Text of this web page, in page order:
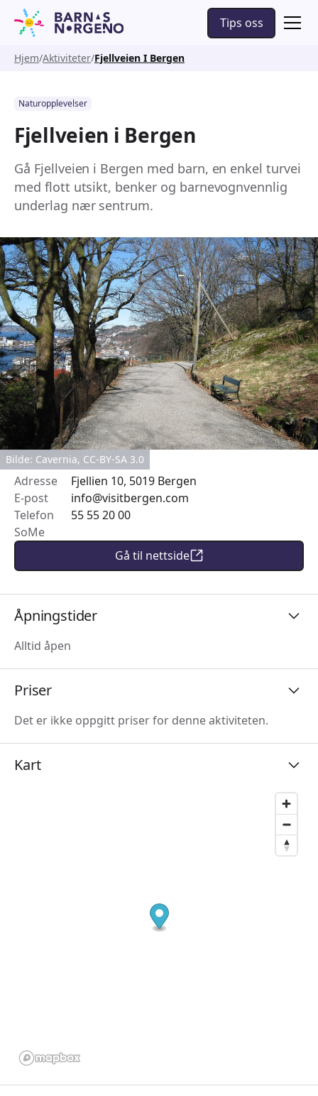
Tips oss
Hjem Aktiviteter Fjellveien I Bergen
Naturopplevelser
Fjellveien i Bergen
Gå Fjellveien i Bergen med barn, en enkel turvei
med flott utsikt, benker og barnevognvennlig
underlag nær sentrum.
Bilde: Cavernia, CC-BY-SA 3.0
Adresse
Fjellien 10, 5019 Bergen
E-post
info@visitbergen.com
Telefon
55 55 20 00
SoMe
Gå til nettside
Åpningstider
Alltid åpen
Priser
Det er ikke oppgitt priser for denne aktiviteten.
Kart